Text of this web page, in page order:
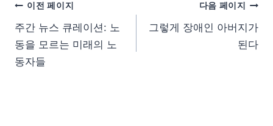
이전 페이지
주간 뉴스 큐레이션: 노
동을 모르는 미래의 노
동자들
다음 페이지
그렇게 장애인 아버지가
된다